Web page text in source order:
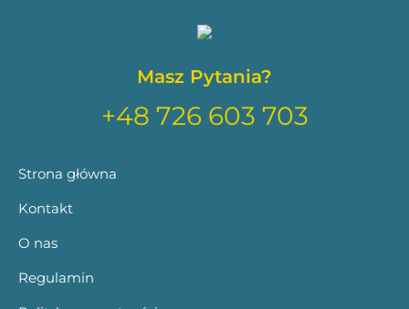
Masz Pytania?
+48 726 603 703
Strona główna
Kontakt
O nas
Regulamin